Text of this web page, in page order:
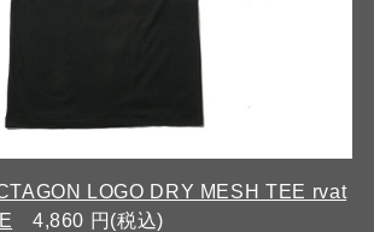
LOGO DRY MESH TEE rvat
4,860 円(税込)